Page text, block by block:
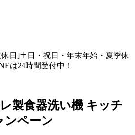
日]土日・祝日・年末年始・夏季休
24時間受付中！
製食器洗い機 キッチ
ンペーン